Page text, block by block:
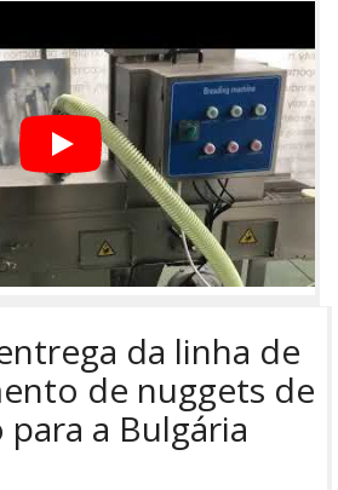
da linha de
de nuggets de
a Bulgária